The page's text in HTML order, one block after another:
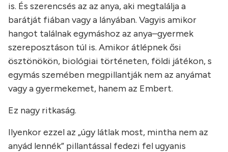
is. És szerencsés az az anya, aki megtalálja a
barátját fiában vagy a lányában. Vagyis amikor
hangot találnak egymáshoz az anya–gyermek
szereposztáson túl is. Amikor átlépnek ősi
ösztönökön, biológiai történeten, földi játékon, s
egymás szemében megpillantják nem az anyámat
vagy a gyermekemet, hanem az Embert.
Ez nagy ritkaság.
Ilyenkor ezzel az „úgy látlak most, mintha nem az
anyád lennék” pillantással fedezi fel ugyanis